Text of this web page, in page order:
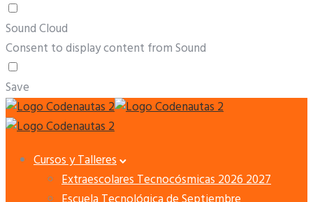
Sound Cloud
Consent to display content from Sound
Save
Cursos y Talleres
Extraescolares Tecnocósmicas 2026 2027